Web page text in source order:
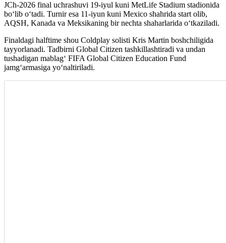
JCh-2026 final uchrashuvi 19-iyul kuni MetLife Stadium stadionida
bo‘lib o‘tadi. Turnir esa 11-iyun kuni Mexico shahrida start olib,
AQSH, Kanada va Meksikaning bir nechta shaharlarida o‘tkaziladi.
Finaldagi halftime shou Coldplay solisti Kris Martin boshchiligida
tayyorlanadi. Tadbirni Global Citizen tashkillashtiradi va undan
tushadigan mablag‘ FIFA Global Citizen Education Fund
jamg‘armasiga yo‘naltiriladi.